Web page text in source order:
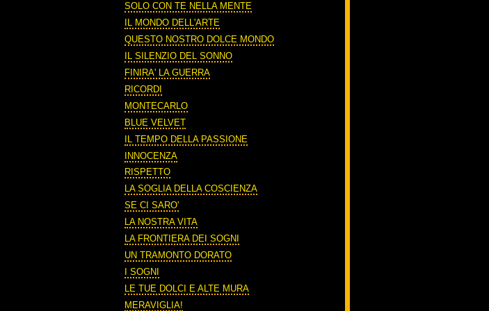
SOLO CON TE NELLA MENTE
IL MONDO DELL'ARTE
QUESTO NOSTRO DOLCE MONDO
IL SILENZIO DEL SONNO
FINIRA' LA GUERRA
RICORDI
MONTECARLO
BLUE VELVET
IL TEMPO DELLA PASSIONE
INNOCENZA
RISPETTO
LA SOGLIA DELLA COSCIENZA
SE CI SARO'
LA NOSTRA VITA
LA FRONTIERA DEI SOGNI
UN TRAMONTO DORATO
I SOGNI
LE TUE DOLCI E ALTE MURA
MERAVIGLIA!